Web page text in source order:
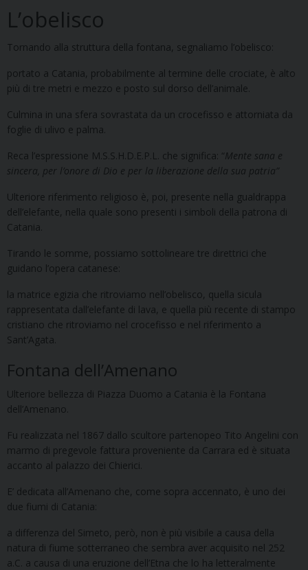
L’obelisco
Tornando alla struttura della fontana, segnaliamo l’obelisco:
portato a Catania, probabilmente al termine delle crociate, è alto
più di tre metri e mezzo e posto sul dorso dell’animale.
Culmina in una sfera sovrastata da un crocefisso e attorniata da
foglie di ulivo e palma.
Reca l’espressione M.S.S.H.D.E.P.L. che significa: “Mente sana e
sincera, per l’onore di Dio e per la liberazione della sua patria”
Ulteriore riferimento religioso è, poi, presente nella gualdrappa
dell’elefante, nella quale sono presenti i simboli della patrona di
Catania.
Tirando le somme, possiamo sottolineare tre direttrici che
guidano l’opera catanese:
la matrice egizia che ritroviamo nell’obelisco, quella sicula
rappresentata dall’elefante di lava, e quella più recente di stampo
cristiano che ritroviamo nel crocefisso e nel riferimento a
Sant’Agata.
Fontana dell’Amenano
Ulteriore bellezza di Piazza Duomo a Catania è la Fontana
dell’Amenano.
Fu realizzata nel 1867 dallo scultore partenopeo Tito Angelini con
marmo di pregevole fattura proveniente da Carrara ed è situata
accanto al palazzo dei Chierici.
E’ dedicata all’Amenano che, come sopra accennato, è uno dei
due fiumi di Catania:
a differenza del Simeto, però, non è più visibile a causa della
natura di fiume sotterraneo che sembra aver acquisito nel 252
a.C. a causa di una eruzione dell’Etna che lo ha letteralmente